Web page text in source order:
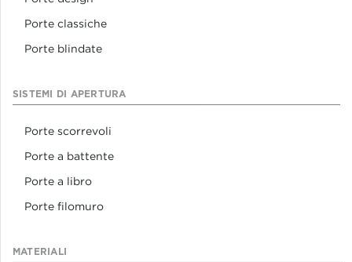
Porte classiche
Porte blindate
SISTEMI DI APERTURA
Porte scorrevoli
Porte a battente
Porte a libro
Porte filomuro
MATERIALI